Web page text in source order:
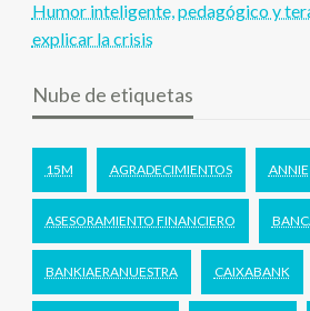
Humor inteligente, pedagógico y
explicar la crisis
Nube de etiquetas
15M AGRADECIMIENTOS ANNIE
ASESORAMIENTO FINANCIERO
BANKIAERANUESTRA CAIXABANK